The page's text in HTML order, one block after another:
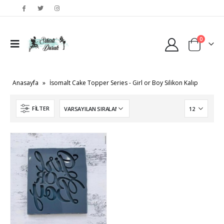
0
Anasayfa » İsomalt Cake Topper Series - Girl or Boy Silikon Kalıp
FILTER